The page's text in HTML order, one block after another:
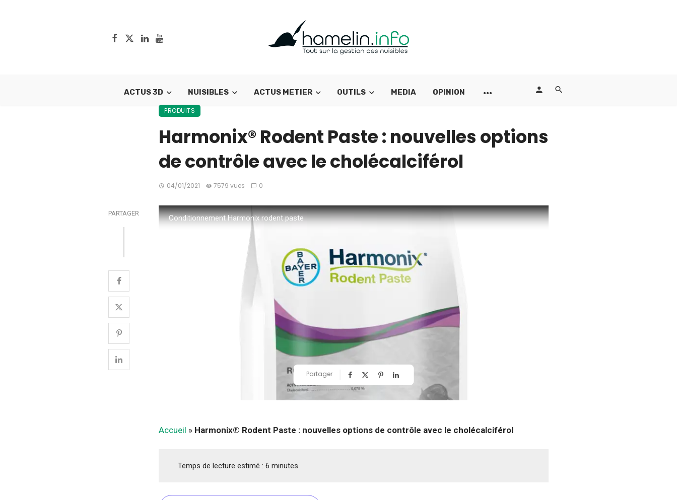
ACTUS 3D NUISIBLES ACTUS METIER OUTILS MEDIA OPINION
PRODUITS
Harmonix® Rodent Paste : nouvelles options
de contrôle avec le cholécalciférol
04/01/2021 7579 vues 0
PARTAGER
Conditionnement Harmonix rodent paste
Partager
Accueil » Harmonix® Rodent Paste : nouvelles options de contrôle avec le cholécalciférol
Temps de lecture estimé : 6 minutes